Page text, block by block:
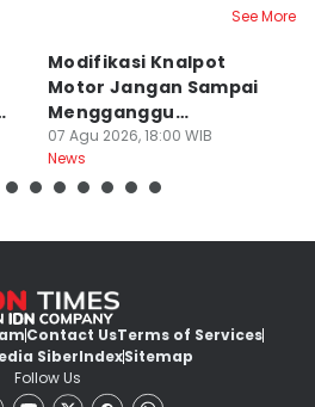
See More
Modifikasi Knalpot
Motor Jangan Sampai
Mengganggu
Pengendara Lain
07 Agu 2026, 18:00 WIB
News
Contact UsTerms of Services
SiberIndexSitemap
Follow Us